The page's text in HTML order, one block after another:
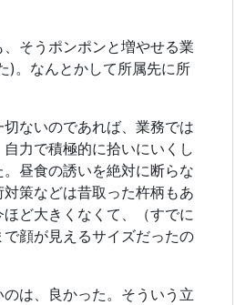
そうポンポンと増やせる業
)。なんとかして所属先に所
ないのであれば、業務では
力で積極的に拾いにいくし
昼食の誘いを絶対に断らな
策などは昔取った杵柄もあ
ど大きくなくて、（すでに
顔が見えるサイズだったの
は、良かった。そういう立